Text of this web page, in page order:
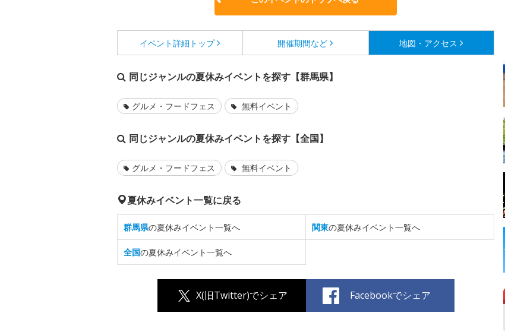
イベント詳細 トップ 開催期間など 地図・アクセス
同じジャンルの夏休みイベントを探す【群馬県】
グルメ・フードフェス 無料イベント
同じジャンルの夏休みイベントを探す【全国】
グルメ・フードフェス 無料イベント
夏休みイベント一覧に戻る
群馬県の夏休みイベント一覧へ 関東の夏休みイベント一覧へ
全国の夏休みイベント一覧へ
X(旧Twitter)でシェア Facebookでシェア